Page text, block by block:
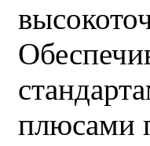
плюсами